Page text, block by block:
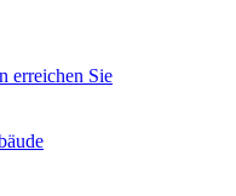
erreichen Sie